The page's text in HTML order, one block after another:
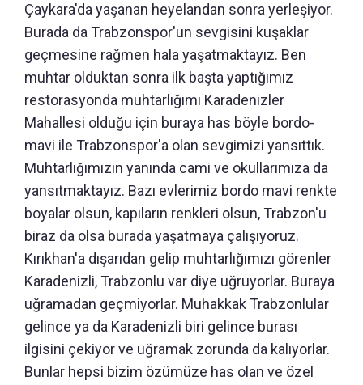
Çaykara'da yaşanan heyelandan sonra yerleşiyor.
Burada da Trabzonspor'un sevgisini kuşaklar
geçmesine rağmen hala yaşatmaktayız. Ben
muhtar olduktan sonra ilk başta yaptığımız
restorasyonda muhtarlığımı Karadenizler
Mahallesi olduğu için buraya has böyle bordo-
mavi ile Trabzonspor'a olan sevgimizi yansıttık.
Muhtarlığımızın yanında cami ve okullarımıza da
yansıtmaktayız. Bazı evlerimiz bordo mavi renkte
boyalar olsun, kapıların renkleri olsun, Trabzon'u
biraz da olsa burada yaşatmaya çalışıyoruz.
Kırıkhan'a dışarıdan gelip muhtarlığımızı görenler
Karadenizli, Trabzonlu var diye uğruyorlar. Buraya
uğramadan geçmiyorlar. Muhakkak Trabzonlular
gelince ya da Karadenizli biri gelince burası
ilgisini çekiyor ve uğramak zorunda da kalıyorlar.
Bunlar hepsi bizim özümüze has olan ve özel